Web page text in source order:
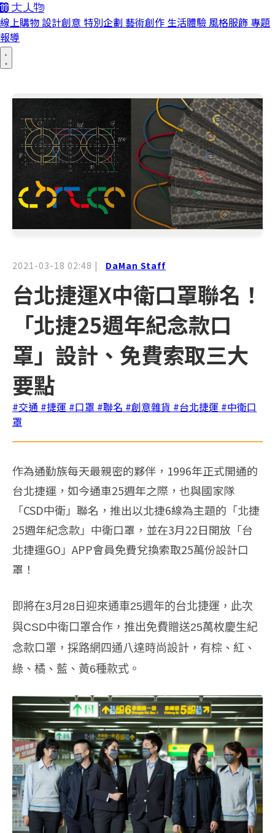
線上購物 設計創意 特別企劃 藝術創作 生活體驗 風格服飾 專題
報導
2021-03-18 02:48 | DaMan Staff
台北捷運X中衛口罩聯名！
「北捷25週年紀念款口
罩」設計、免費索取三大
要點
#交通 #捷運 #口罩 #聯名 #創意雜貨 #台北捷運 #中衛口
罩
作為通勤族每天最親密的夥伴，1996年正式開通的
台北捷運，如今通車25週年之際，也與國家隊
「CSD中衛」聯名，推出以北捷6線為主題的「北捷
25週年紀念款」中衛口罩，並在3月22日開放「台
北捷運GO」APP會員免費兌換索取25萬份設計口
罩！
即將在3月28日迎來通車25週年的台北捷運，此次
與CSD中衛口罩合作，推出免費贈送25萬枚慶生紀
念款口罩，採路網四通八達時尚設計，有棕、紅、
綠、橘、藍、黃6種款式。